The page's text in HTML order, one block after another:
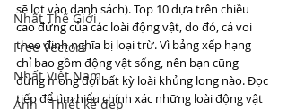
Nhất Thế Giới
Free Vectors
Nhất Việt Nam
Ảnh - Thiết kế đẹp
sẽ lọt vào danh sách). Top 10 dựa trên chiều
cao đứng của các loài động vật, do đó, cá voi
theo định nghĩa bị loại trừ. Vì bảng xếp hạng
chỉ bao gồm động vật sống, nên bạn cũng
đừng mong đợi bất kỳ loài khủng long nào. Đọc
tiếp để tìm hiểu chính xác những loài động vật